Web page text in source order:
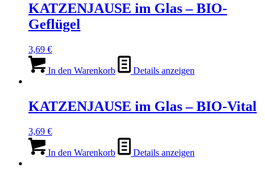
KATZENJAUSE im Glas – BIO-
Geflügel
3,69 €
In den Warenkorb Details anzeigen
KATZENJAUSE im Glas – BIO-Vital
3,69 €
In den Warenkorb Details anzeigen